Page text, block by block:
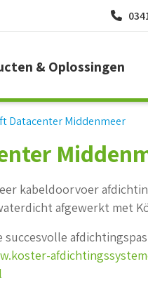
& Oplossingen
Datacenter Middenmeer
kabeldoorvoer
afgewerkt met